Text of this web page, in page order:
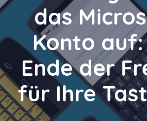
das
Konto auf:
Ende der
für Ihre